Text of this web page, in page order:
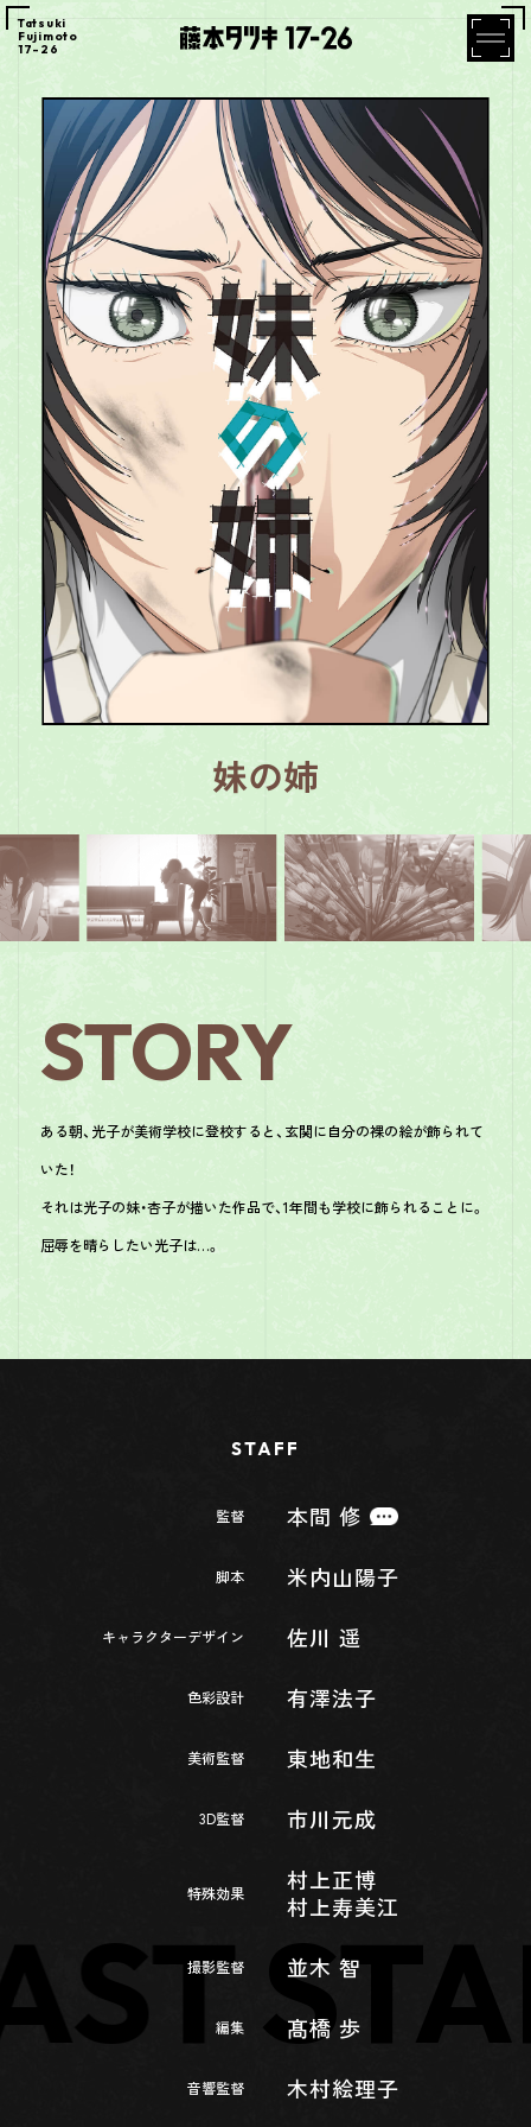
Tatsuki
Fujimoto
17-26
妹の姉
STORY
ある朝、光子が美術学校に登校すると、玄関に自分の裸の絵が飾られて
いた！
それは光子の妹・杏子が描いた作品で、1年間も学校に飾られることに。
屈辱を晴らしたい光子は…。
STAFF
監督 本間 修
脚本 米内山陽子
キャラクターデザイン 佐川 遥
色彩設計 有澤法子
美術監督 東地和生
3D監督 市川元成
特殊効果
村上正博
村上寿美江
撮影監督 並木 智
編集 髙橋 歩
音響監督 木村絵理子